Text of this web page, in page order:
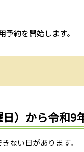
約を開始します。
）から令和9
ない日があります。